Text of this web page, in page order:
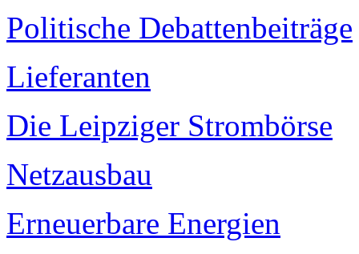
Politische Debattenbeiträge
Lieferanten
Die Leipziger Strombörse
Netzausbau
Erneuerbare Energien